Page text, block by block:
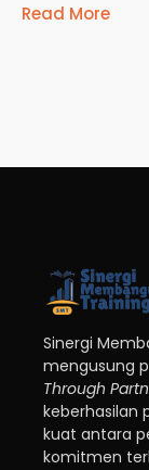
Read More
Sinergi
mengusung
Through
keberhasilan
kuat antara
komitmen